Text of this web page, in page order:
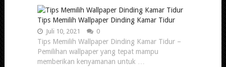
Tips Memilih Wallpaper Dinding Kamar Tidur
Juli 10, 2021 0
Tips Memilih Wallpaper Dinding Kamar Tidur –
Pemilihan wallpaper yang tepat mampu
memberikan kenyamanan untuk …